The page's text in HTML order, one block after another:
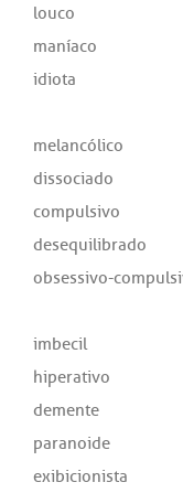
louco
maníaco
idiota
melancólico
dissociado
compulsivo
desequilibrado
obsessivo-
imbecil
hiperativo
demente
paranoide
exibicionista